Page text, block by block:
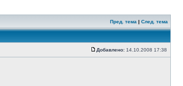
Пред. тема | След. тема
Добавлено: 14.10.2008 17:38